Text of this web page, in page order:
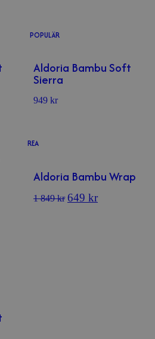
Aldoria Bambu Soft
Sierra
949 kr
POPULÄR
Aldoria Bambu Wrap
1 849kr 649 kr
REA